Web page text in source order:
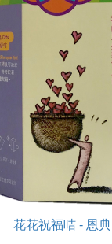
花花祝福咭 - 恩典